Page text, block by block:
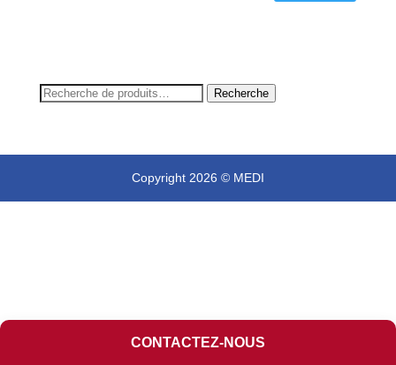
Recherche
Recherche
Copyright 2026 © MEDI
CONTACTEZ-NOUS